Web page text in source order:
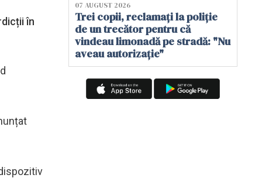
în
07 AUGUST 2026
Trei copii, reclamați la poliție
de un trecător pentru că
vindeau limonadă pe stradă: "Nu
aveau autorizație"